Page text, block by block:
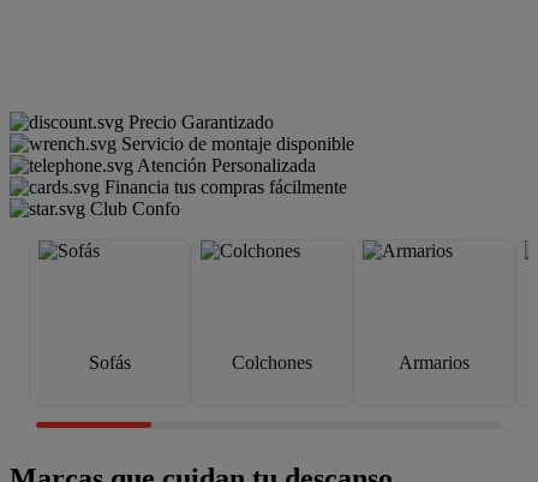
Precio Garantizado
Servicio de montaje disponible
Atención Personalizada
Financia tus compras fácilmente
Club Confo
Sofás Colchones Armarios